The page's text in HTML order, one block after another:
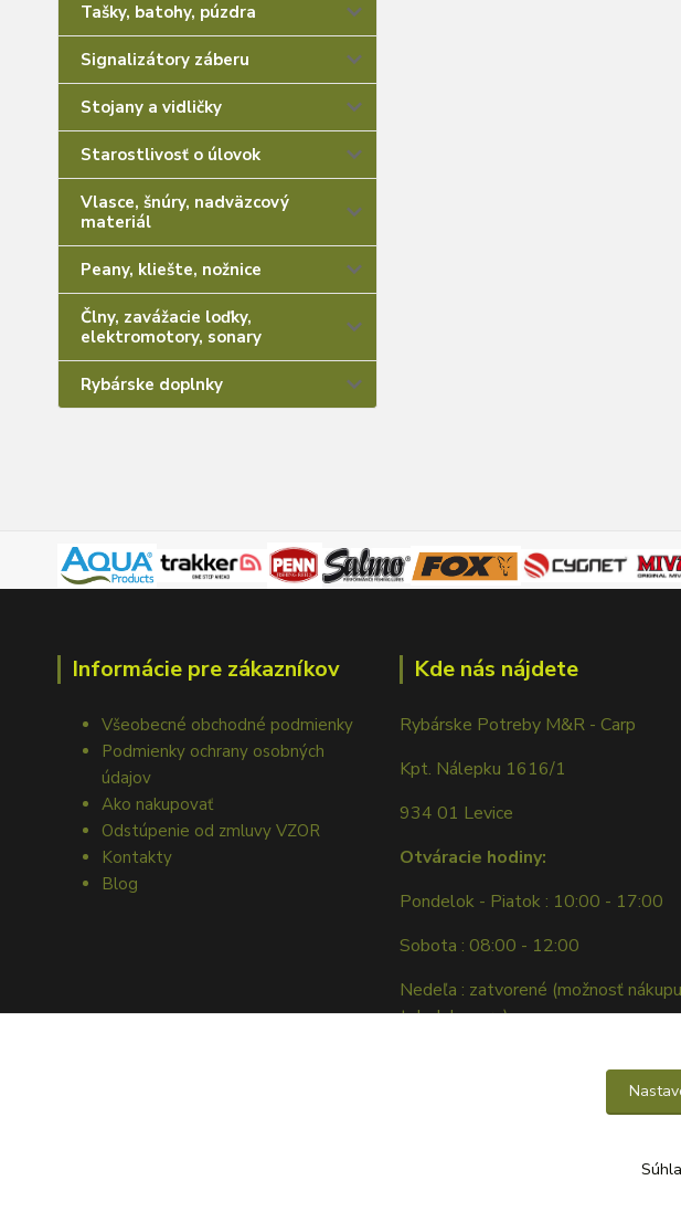
Tašky, batohy, púzdra
Signalizátory záberu
Stojany a vidličky
Starostlivosť o úlovok
Vlasce, šnúry, nadväzcový
materiál
Peany, kliešte, nožnice
Člny, zavážacie loďky,
elektromotory, sonary
Rybárske doplnky
Informácie pre zákazníkov
Všeobecné obchodné podmienky
Podmienky ochrany osobných
údajov
Ako nakupovať
Odstúpenie od zmluvy VZOR
Kontakty
Blog
Kde nás nájdete
Rybárske Potreby M&R - Carp
Kpt. Nálepku 1616/1
934 01 Levice
Otváracie hodiny:
Pondelok - Piatok : 10:00 - 17:00
Sobota : 08:00 - 12:00
Nedeľa : zatvorené (možnosť
tel. dohovore)